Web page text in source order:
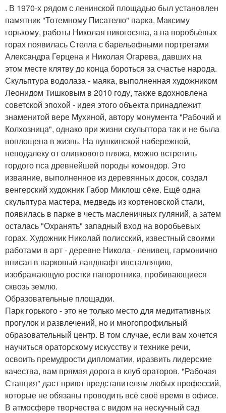
. В 1970-х рядом с ленинской площадью был установлен
памятник "Тотемному Писателю" парка, Максиму
горькому, работы Николая никогосяна, а на воробьёвых
горах появилась Стелла с барельефными портретами
Александра Герцена и Николая Огарева, давших на
этом месте клятву до конца бороться за счастье народа.
Скульптура водолаза - маяка, выполненная художником
Леонидом Тишковым в 2010 году, также вдохновлена
советской эпохой - идея этого объекта принадлежит
знаменитой вере Мухиной, автору монумента "Рабочий и
Колхозница", однако при жизни скульптора так и не была
воплощена в жизнь. На пушкинской набережной,
неподалеку от оливкового пляжа, можно встретить
гордого пса древнейшей породы комондор. Это
изваяние, выполненное из деревянных досок, создал
венгерский художник Габор Миклош сёке. Ещё одна
скульптура мастера, медведь из кортеновской стали,
появилась в парке в честь масленичных гуляний, а затем
осталась "Охранять" западный вход на воробьевых
горах. Художник Николай полисский, известный своими
работами в арт - деревне Никола - ленивец, гармонично
вписал в парковый ландшафт инсталляцию,
изображающую ростки папоротника, пробивающиеся
сквозь землю.
Образовательные площадки.
Парк горького - это не только место для медитативных
прогулок и развлечений, но и многопрофильный
образовательный центр. В том случае, если вам хочется
научиться ораторскому искусству и технике речи,
освоить премудрости дипломатии, иразвить лидерские
качества, вам прямая дорога в клуб ораторов. "Рабочая
Станция" даст приют представителям любых профессий,
которые не обязаны проводить всё своё время в офисе.
В атмосфере творчества с видом на нескучный сад